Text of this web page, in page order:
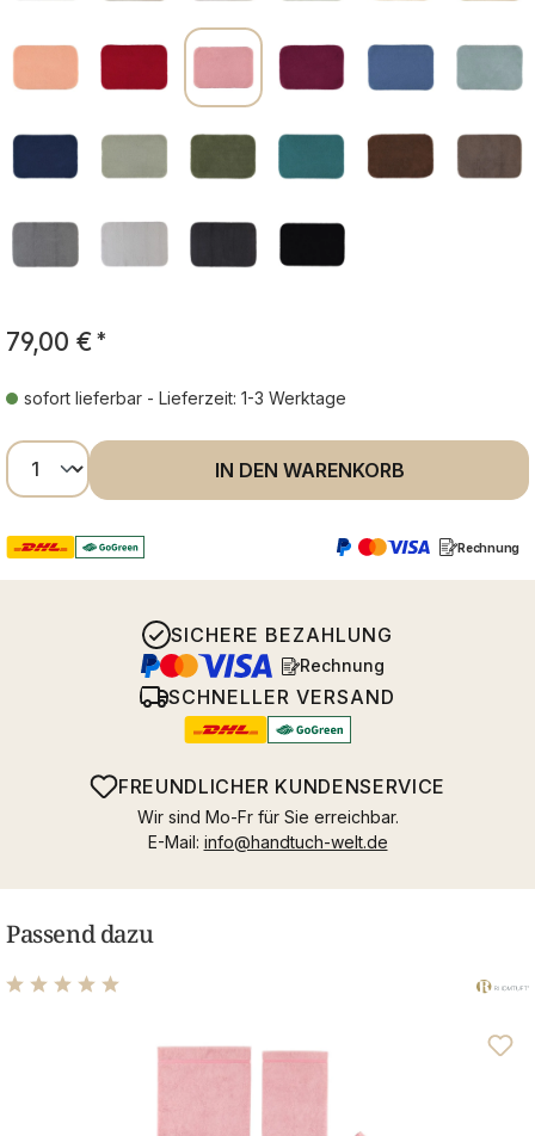
79,00 € *
sofort lieferbar - Lieferzeit: 1-3 Werktage
Produkt Anzahl: Gib den gewünschten
IN DEN WARENKORB
Rechnung
SICHERE BEZAHLUNG
Rechnung
SCHNELLER VERSAND
FREUNDLICHER KUNDENSERVICE
Wir sind Mo-Fr für Sie erreichbar.
E-Mail: info@handtuch-welt.de
Passend dazu